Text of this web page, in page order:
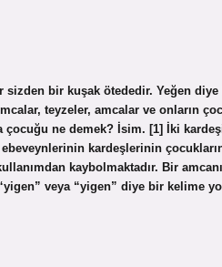
bir kuşak ötededir. Yeğen
teyzeler, amcalar ve onların
çocuğu ne demek? İsim. [1] İki
kardeşlerinin
kaybolmaktadır. Bir
veya “yigen” diye bir kelime